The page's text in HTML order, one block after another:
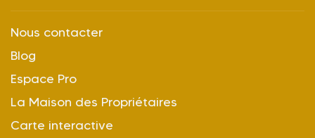
Nous contacter
Blog
Espace Pro
La Maison des Propriétaires
Carte interactive